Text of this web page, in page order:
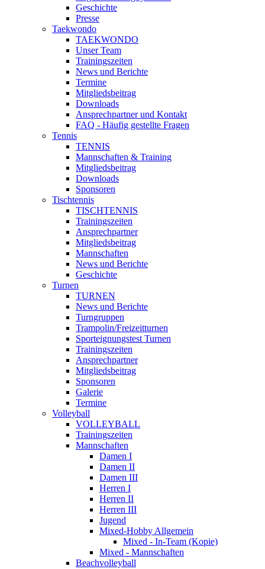
Geschichte
Presse
Taekwondo
TAEKWONDO
Unser Team
Trainingszeiten
News und Berichte
Termine
Mitgliedsbeitrag
Downloads
Ansprechpartner und Kontakt
FAQ - Häufig gestellte Fragen
Tennis
TENNIS
Mannschaften & Training
Mitgliedsbeitrag
Downloads
Sponsoren
Tischtennis
TISCHTENNIS
Trainingszeiten
Ansprechpartner
Mitgliedsbeitrag
Mannschaften
News und Berichte
Geschichte
Turnen
TURNEN
News und Berichte
Turngruppen
Trampolin/Freizeitturnen
Sporteignungstest Turnen
Trainingszeiten
Ansprechpartner
Mitgliedsbeitrag
Sponsoren
Galerie
Termine
Volleyball
VOLLEYBALL
Trainingszeiten
Mannschaften
Damen I
Damen II
Damen III
Herren I
Herren II
Herren III
Jugend
Mixed-Hobby Allgemein
Mixed - In-Team (Kopie)
Mixed - Mannschaften
Beachvolleyball